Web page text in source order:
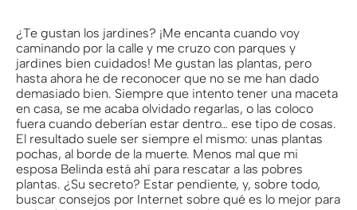
¿Te gustan los jardines? ¡Me encanta cuando voy
caminando por la calle y me cruzo con parques y
jardines bien cuidados! Me gustan las plantas, pero
hasta ahora he de reconocer que no se me han dado
demasiado bien. Siempre que intento tener una maceta
en casa, se me acaba olvidado regarlas, o las coloco
fuera cuando deberían estar dentro… ese tipo de cosas.
El resultado suele ser siempre el mismo: unas plantas
pochas, al borde de la muerte. Menos mal que mi
esposa Belinda está ahí para rescatar a las pobres
plantas. ¿Su secreto? Estar pendiente, y, sobre todo,
buscar consejos por Internet sobre qué es lo mejor para